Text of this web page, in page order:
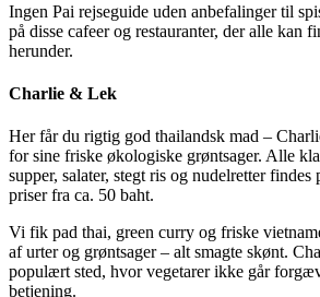
Ingen Pai rejseguide uden anbefalinger til
på disse cafeer og restauranter, der alle kan
herunder.
Charlie & Lek
Her får du rigtig god thailandsk mad –
for sine friske økologiske grøntsager. Alle
supper, salater, stegt ris og nudelretter findes
priser fra ca. 50 baht.
Vi fik pad thai, green curry og friske
af urter og grøntsager – alt smagte skønt.
populært sted, hvor vegetarer ikke går
betjening.